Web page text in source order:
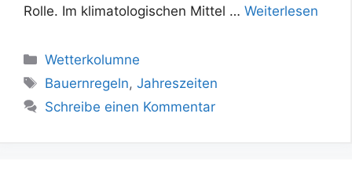
Rolle. Im klimatologischen Mittel … Weiterlesen
Kategorien
Wetterkolumne
Schlagwörter
Bauernregeln,Jahreszeiten
Schreibe einen Kommentar